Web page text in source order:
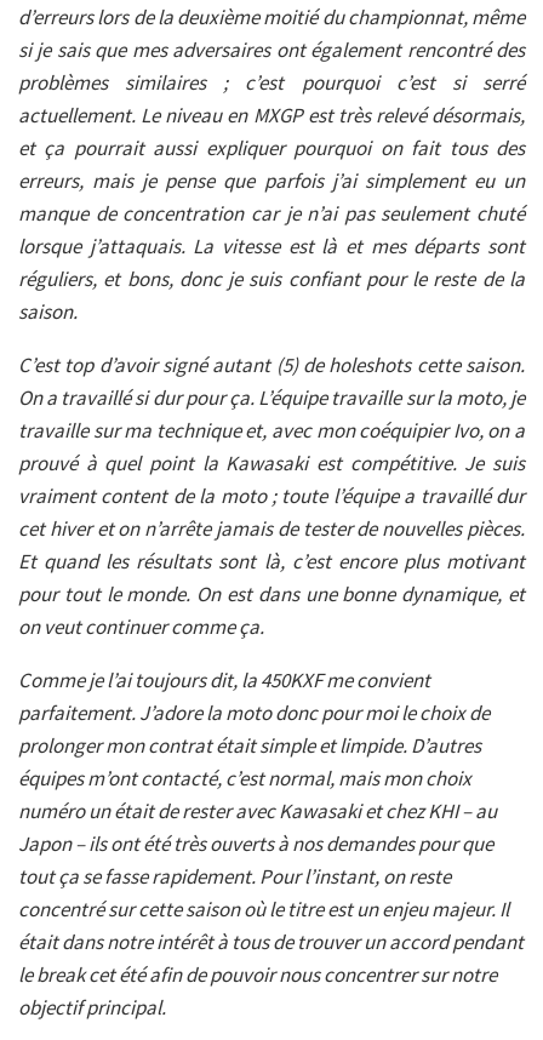
d’erreurs lors de la deuxième moitié du championnat, même
si je sais que mes adversaires ont également rencontré des
problèmes similaires ; c’est pourquoi c’est si serré
actuellement. Le niveau en MXGP est très relevé désormais,
et ça pourrait aussi expliquer pourquoi on fait tous des
erreurs, mais je pense que parfois j’ai simplement eu un
manque de concentration car je n’ai pas seulement chuté
lorsque j’attaquais. La vitesse est là et mes départs sont
réguliers, et bons, donc je suis confiant pour le reste de la
saison.
C’est top d’avoir signé autant (5) de holeshots cette saison.
On a travaillé si dur pour ça. L’équipe travaille sur la moto, je
travaille sur ma technique et, avec mon coéquipier Ivo, on a
prouvé à quel point la Kawasaki est compétitive. Je suis
vraiment content de la moto ; toute l’équipe a travaillé dur
cet hiver et on n’arrête jamais de tester de nouvelles pièces.
Et quand les résultats sont là, c’est encore plus motivant
pour tout le monde. On est dans une bonne dynamique, et
on veut continuer comme ça.
Comme je l’ai toujours dit, la 450KXF me convient
parfaitement. J’adore la moto donc pour moi le choix de
prolonger mon contrat était simple et limpide. D’autres
équipes m’ont contacté, c’est normal, mais mon choix
numéro un était de rester avec Kawasaki et chez KHI – au
Japon – ils ont été très ouverts à nos demandes pour que
tout ça se fasse rapidement. Pour l’instant, on reste
concentré sur cette saison où le titre est un enjeu majeur. Il
était dans notre intérêt à tous de trouver un accord pendant
le break cet été afin de pouvoir nous concentrer sur notre
objectif principal.